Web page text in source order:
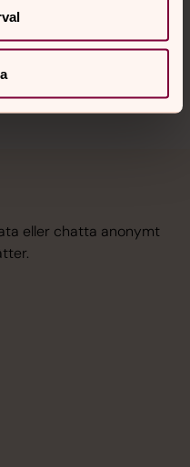
eller chatta anonymt